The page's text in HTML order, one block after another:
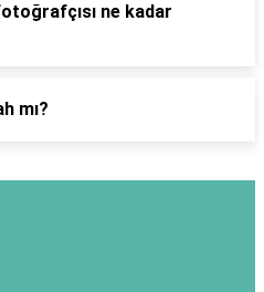
ne kadar
mı?